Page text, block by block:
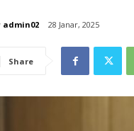
admin02 28 Janar, 2025
Share